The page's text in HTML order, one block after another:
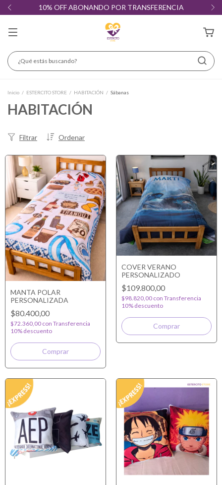
10% OFF ABONANDO POR TRANSFERENCIA
Inicio / ESTERCITO STORE / HABITACIÓN / Sábanas
HABITACIÓN
Ordenar
Filtrar
MANTA POLAR
PERSONALIZADA
$80.400,00
$72.360,00 con Transferencia
10% descuento
Comprar
COVER VERANO
PERSONALIZADO
$109.800,00
$98.820,00 con Transferencia
10% descuento